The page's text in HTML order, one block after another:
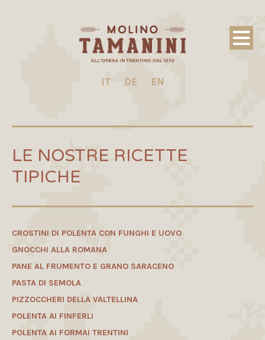
IT DE EN
LE NOSTRE RICETTE
TIPICHE
CROSTINI DI POLENTA CON FUNGHI E UOVO
GNOCCHI ALLA ROMANA
PANE AL FRUMENTO E GRANO SARACENO
PASTA DI SEMOLA
PIZZOCCHERI DELLA VALTELLINA
POLENTA AI FINFERLI
POLENTA AI FORMAI TRENTINI